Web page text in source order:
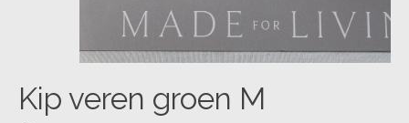
Kip veren groen M